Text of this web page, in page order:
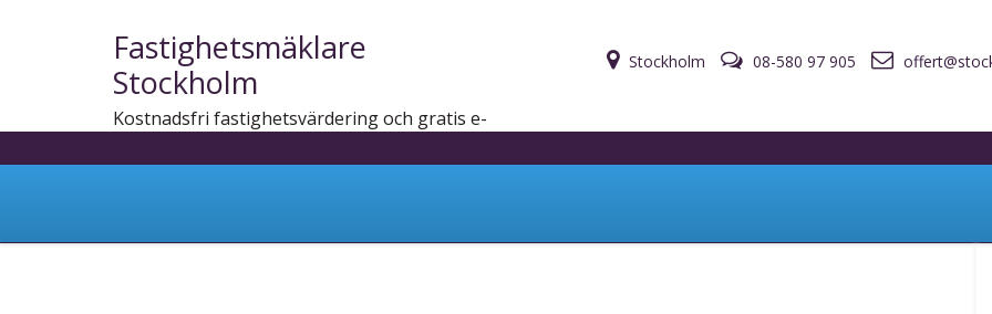
Fastighetsmäklare
Stockholm
Kostnadsfri fastighetsvärdering och gratis e-
Stockholm 08-580 97 905